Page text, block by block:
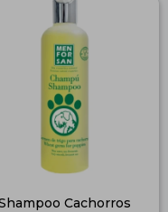
Cachorros